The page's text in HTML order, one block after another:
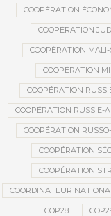
COOPÉRATION
COOPÉRATION
COOPÉRATION
COOPÉRATION
COOPÉRATION
COOPÉRATION RUSSIE-
COOPÉRATION
COOPÉRATION
COOPÉRATION
COORDINATEUR
COP28